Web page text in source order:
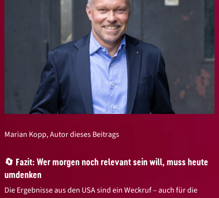
Marian Kopp, Autor dieses Beitrags
🔄 Fazit: Wer morgen noch relevant sein will, muss heute
umdenken
Die Ergebnisse aus den USA sind ein Weckruf – auch für die